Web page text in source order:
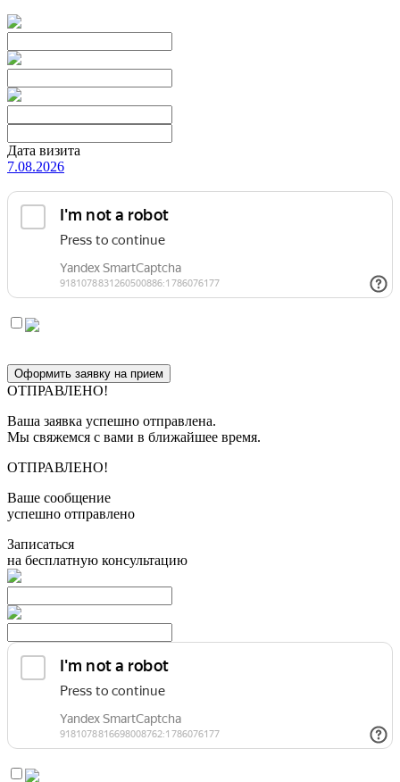
Дата визита
7.08.2026
Оформить заявку на прием
ОТПРАВЛЕНО!
Ваша заявка успешно отправлена.
Мы свяжемся с вами в ближайшее время.
ОТПРАВЛЕНО!
Ваше сообщение
успешно отправлено
Записаться
на бесплатную консультацию